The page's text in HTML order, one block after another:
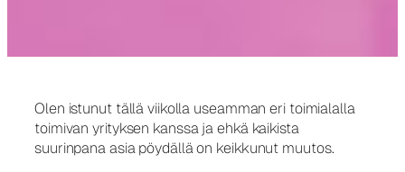
Olen istunut tällä viikolla useamman eri toimialalla
toimivan yrityksen kanssa ja ehkä kaikista
suurinpana asia pöydällä on keikkunut muutos.